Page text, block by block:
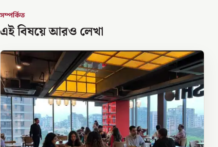
সম্পর্কিত
এই বিষয়ে আরও লেখা